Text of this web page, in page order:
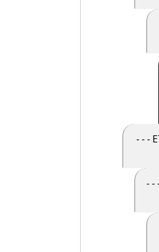
- - - E71 Man-Made Thing
- - - - E28 Conceptual